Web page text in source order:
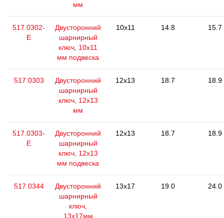
мм
517.0302-
E
Двусторонний
шарнирный
ключ, 10х11
мм подвеска
10x11 14.8 15.7
517.0303
Двусторонний
шарнирный
ключ, 12x13
мм
12x13 18.7 18.9
517.0303-
E
Двусторонний
шарнирный
ключ, 12x13
мм подвеска
12x13 18.7 18.9
517.0344
Двусторонний
шарнирный
ключ,
13x17мм
13x17 19.0 24.0